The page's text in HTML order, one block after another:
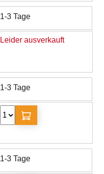
1-3 Tage
Leider ausverkauft
1-3 Tage
1-3 Tage